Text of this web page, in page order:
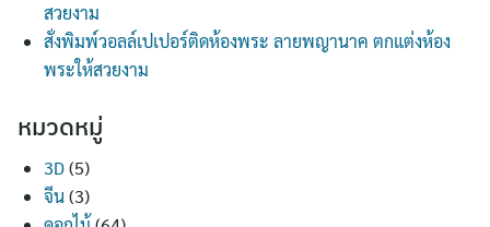
สวยงาม
สั่งพิมพ์วอลล์เปเปอร์ติดห้องพระ ลายพญานาค ตกแต่งห้อง
พระให้สวยงาม
หมวดหมู่
3D(5)
จีน(3)